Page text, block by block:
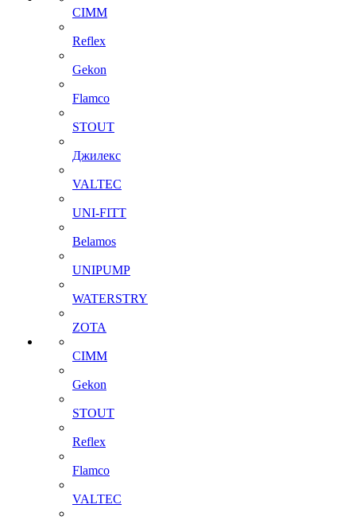
CIMM
Reflex
Gekon
Flamco
STOUT
Джилекс
VALTEC
UNI-FITT
Belamos
UNIPUMP
WATERSTRY
ZOTA
CIMM
Gekon
STOUT
Reflex
Flamco
VALTEC